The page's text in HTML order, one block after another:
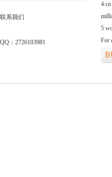
联系我们
QQ：2726103981
5
For